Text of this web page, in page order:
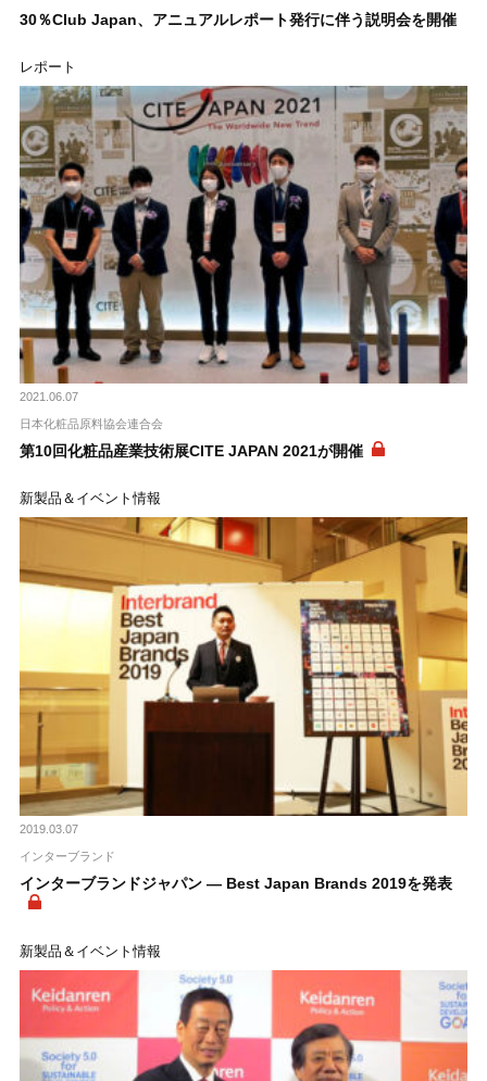
30％Club Japan、アニュアルレポート発行に伴う説明会を開催
レポート
2021.06.07
日本化粧品原料協会連合会
第10回化粧品産業技術展CITE JAPAN 2021が開催
新製品＆イベント情報
2019.03.07
インターブランド
インターブランドジャパン ― Best Japan Brands 2019を発表
新製品＆イベント情報